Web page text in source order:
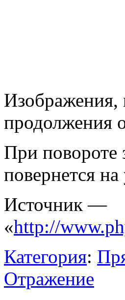
Изображения,
продолжения
При повороте
повернется на
Источник —
«http://
Категория:
Отражение